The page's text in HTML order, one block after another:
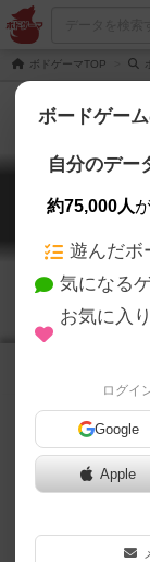
ボドゲーマTOP
ヒカル殺
「――今緊急
が死にました
チャンネル登
ボードゲー
自分のデー
約75,000人
遊んだボ
気になる
お気に入
ログイ
Google
Apple